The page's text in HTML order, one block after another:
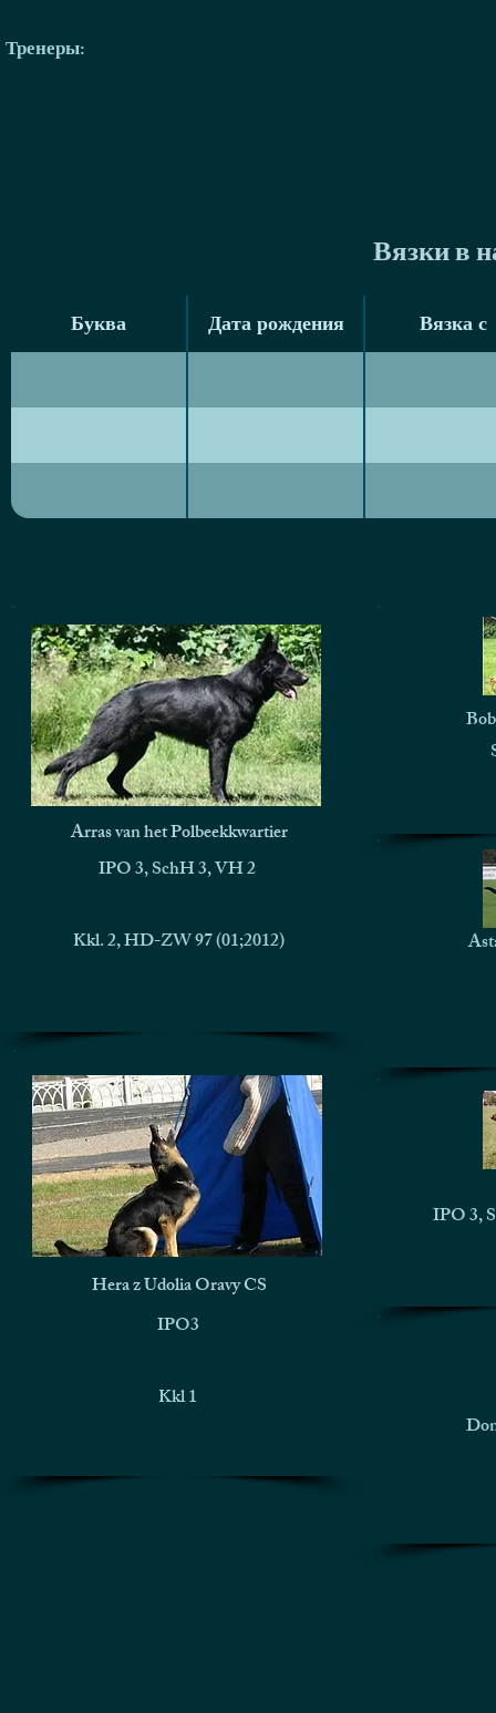
Тренеры:
Вязки в
Буква Дата рождения Вязка с
Буква Дата рождения Вязка с
Arras van het Polbeekkwartier
IPO 3, SchH 3, VH 2
Kkl. 2, HD-ZW 97 (01;2012)
Hera z Udolia Oravy CS
IPO3
Kkl 1
IPO 3,